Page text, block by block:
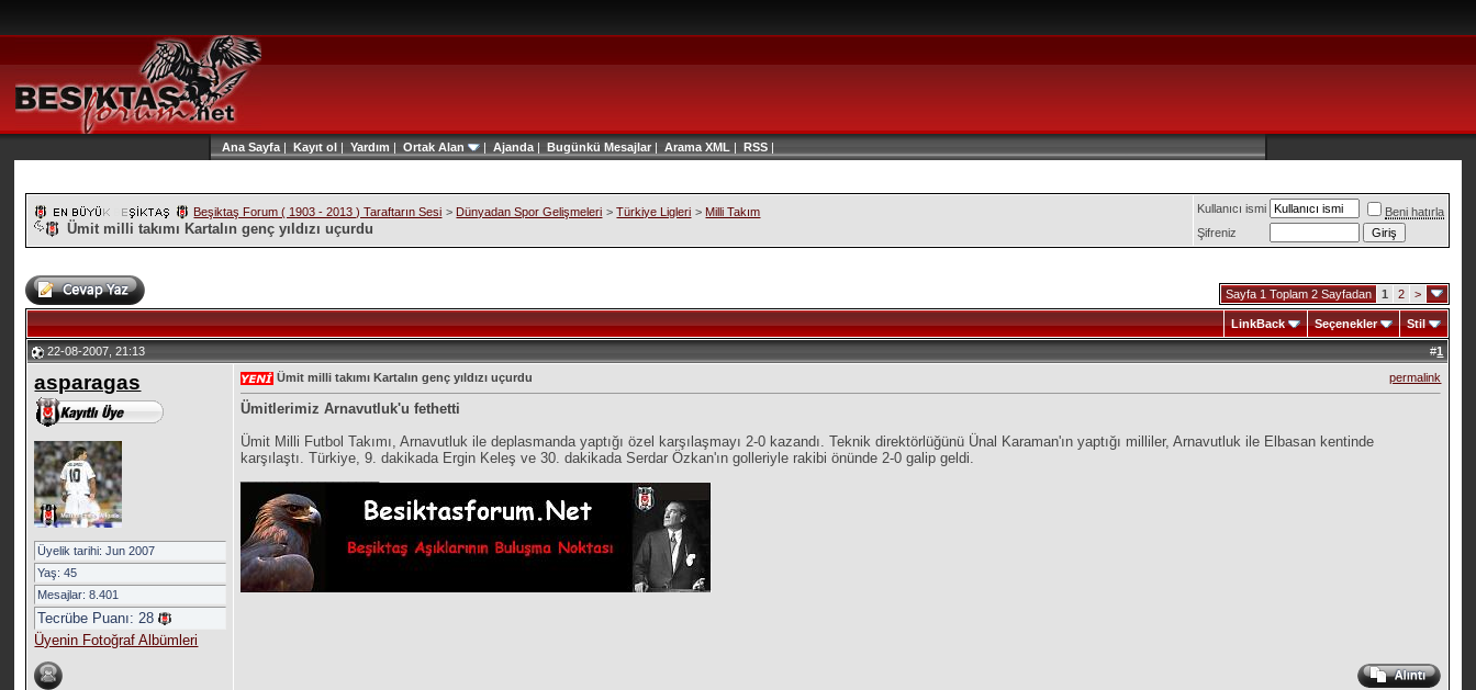
Ana Sayfa | Kayıt ol | Yardım | Ortak Alan | Ajanda | Bugünkü Mesajlar| Arama XML | RSS |
Beşiktaş Forum ( 1903 - 2013 ) Taraftarın Sesi > Dünyadan Spor Gelişmeleri >Türkiye Ligleri > Milli Takım
Ümit milli takımı Kartalın genç yıldızı uçurdu
Kullanıcı ismi
Beni hatırla
Şifreniz
Sayfa 1 Toplam 2 Sayfadan 1 2 >
LinkBack Seçenekler Stil
22-08-2007, 21:13 #1
asparagas
Üyelik tarihi: Jun 2007
Yaş: 45
Mesajlar: 8.401
Tecrübe Puanı:28
Üyenin Fotoğraf Albümleri
Ümit milli takımı Kartalın genç yıldızı uçurdu permalink
Ümitlerimiz Arnavutluk'u fethetti
Ümit Milli Futbol Takımı, Arnavutluk ile deplasmanda yaptığı özel karşılaşmayı 2-0 kazandı. Teknik direktörlüğünü Ünal Karaman'ın yaptığı milliler, Arnavutluk ile Elbasan kentinde
karşılaştı. Türkiye, 9. dakikada Ergin Keleş ve 30. dakikada Serdar Özkan'ın golleriyle rakibi önünde 2-0 galip geldi.